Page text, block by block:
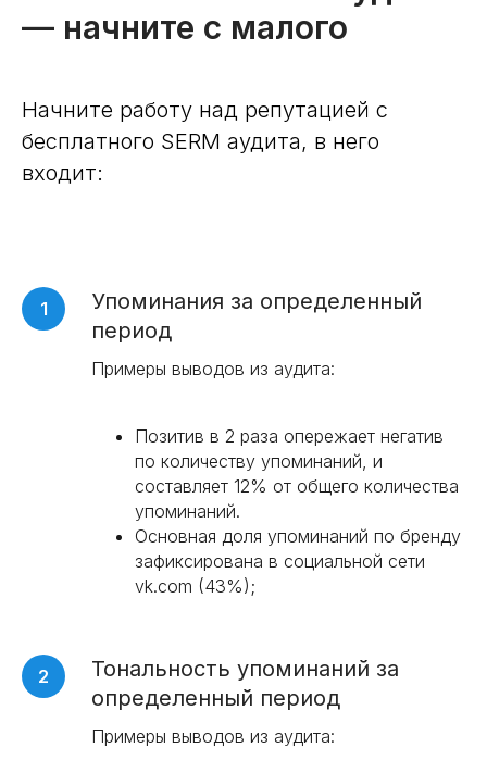
— начните с малого
Начните работу над репутацией с
бесплатного SERM аудита, в него
входит:
Упоминания за определенный
период
Примеры выводов из аудита:
Позитив в 2 раза опережает негатив
по количеству упоминаний, и
составляет 12% от общего количества
упоминаний.
Основная доля упоминаний по бренду
зафиксирована в социальной сети
vk.com (43%);
Тональность упоминаний за
определенный период
Примеры выводов из аудита: